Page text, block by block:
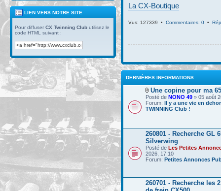
LIEN VERS NOTRE SITE
Pour diffuser CX Twinning Club utilisez le
code HTML suivant :
La CX-Boutique
Vus: 127339 • Commentaires: 0 •
DERNIÈRES INFORMATIONS
Une copine pour ma
Posté de NONO 49 » 05 août
Forum: Il y a une vie en
TWINNING Club !
260801 - Recherche GL
Silverwing
Posté de Les Petites
2026, 17:10
Forum: Petites Annonces
260701 - Recherche les